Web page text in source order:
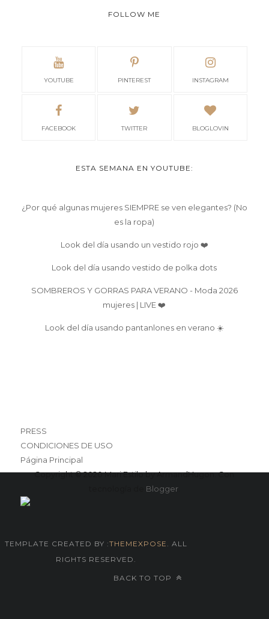
FOLLOW ME
YOUTUBE PINTEREST INSTAGRAM
FACEBOOK TWITTER BLOGLOVIN
ESTA SEMANA EN YOUTUBE:
¿Por qué algunas mujeres SIEMPRE se ven elegantes? (No
es la ropa)
Look del día usando un vestido rojo ❤️
Look del día usando vestido de polka dots
SOMBREROS Y GORRAS PARA VERANO - Moda 2026
mujeres | LIVE ❤️
Look del día usando pantanlones en verano ☀️
PRESS
CONDICIONES DE USO
Página Principal
Copyright © 2020 Mari Estilo by ArmandHugon. Con
Blogger.
TEMPLATE CREATED BY :THEMEXPOSE . ALL
RIGHTS RESERVED.
BACK TO TOP